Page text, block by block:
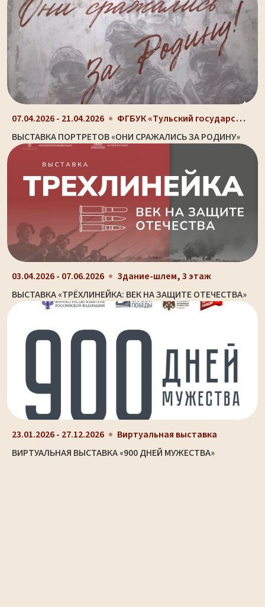
07.04.2026 - 21.04.2026 ФГБУК «Тульский государственный музей оружия», г....
ВЫСТАВКА ПОРТРЕТОВ «ОНИ СРАЖАЛИСЬ ЗА РОДИНУ»
03.04.2026 - 07.06.2026
Здание-шлем, 3 этаж
ВЫСТАВКА «ТРЁХЛИНЕЙКА: ВЕК НА ЗАЩИТЕ ОТЕЧЕСТВА»
23.01.2026 - 27.12.2026
Виртуальная выставка
ВИРТУАЛЬНАЯ ВЫСТАВКА «900 ДНЕЙ МУЖЕСТВА»